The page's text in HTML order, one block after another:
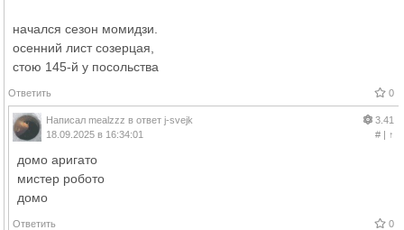
начался сезон момидзи.
осенний лист созерцая,
стою 145-й у посольства
Ответить 0
Написал mealzzz в ответ j-svejk
18.09.2025 в 16:34:01
3.41
#| ↑
домо аригато
мистер робото
домо
Ответить 0